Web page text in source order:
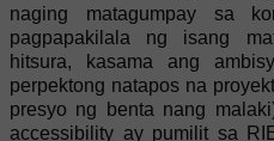
naging matagumpay sa
pagpapakilala ng isang
hitsura, kasama ang
perpektong natapos na
presyo ng benta nang
accessibility ay pumilit sa